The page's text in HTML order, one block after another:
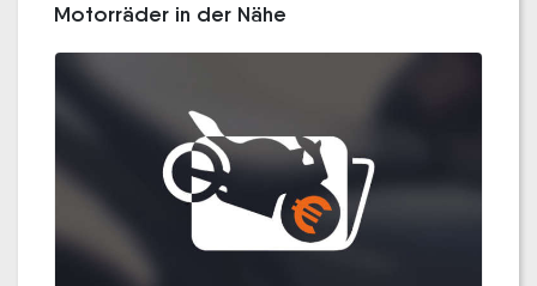
Motorräder in der Nähe